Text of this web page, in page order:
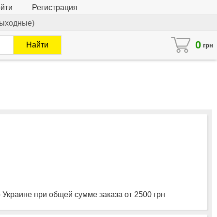
Регистрация
0 грн
Найти
при общей сумме заказа от 2500 грн